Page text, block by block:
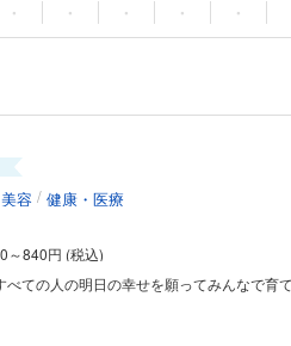
・ ・ ・ ・ ・
容 / 健康・医療
～840円 (税込)
べての人の明日の幸せを願ってみんなで育